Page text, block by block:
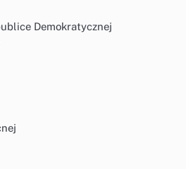
Demokratycznej